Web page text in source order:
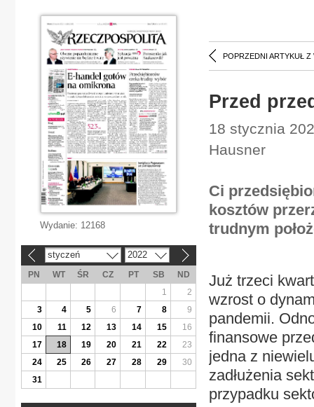
POPRZEDNI ARTYKUŁ Z
Przed
18 stycznia
Hausner
Ci
kosztów
trudnym
Już trzeci
wzrost o
pandemii.
finansowe
jedna z
zadłużenia
przypadku
Wydanie: 12168
styczeń 2022
PN WT ŚR CZ PT SB
ND
1
2
3
4 5 6 7 8
9
10
11 12 13 14 15
16
17
18 19 20 21 22
23
24
25 26 27 28 29
30
31